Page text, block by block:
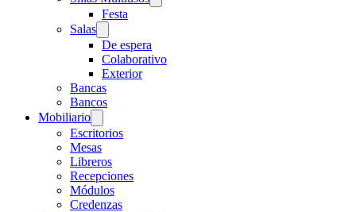
Festa
Salas
De espera
Colaborativo
Exterior
Bancas
Bancos
Mobiliario
Escritorios
Mesas
Libreros
Recepciones
Módulos
Credenzas